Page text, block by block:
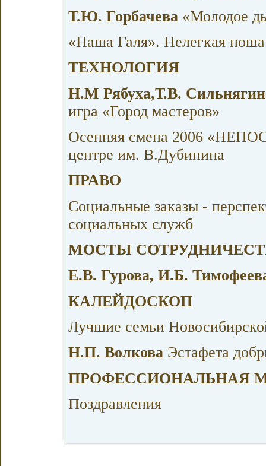
Т.Ю. Горбачева «Молодое
«Наша Галя». Нелегкая ноша
ТЕХНОЛОГИЯ
Н.М Рябуха,Т.В.
игра «Город мастеров»
Осенняя смена 2006
центре им. В.Дубинина
ПРАВО
Социальные заказы -
социальных служб
МОСТЫ
Е.В. Гурова, И.Б.
КАЛЕЙДОСКОП
Лучшие семьи
Н.П. Волкова Эстафета
ПРОФЕССИОНАЛЬНАЯ
Поздравления